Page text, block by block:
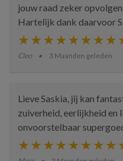
jouw raad zeker
Hartelijk dank daarvoor
Cleo 3 Maanden geleden
Lieve Saskia, jij kan
zuiverheid, eerlijkheid en
onvoorstelbaar